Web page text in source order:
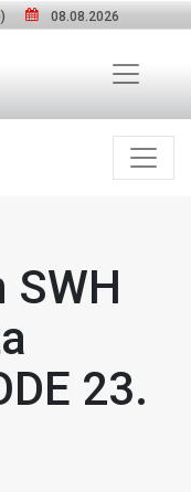
) 08.08.2026
SWH
23.